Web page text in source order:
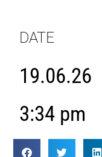
DATE
19.06.26
3:34 pm